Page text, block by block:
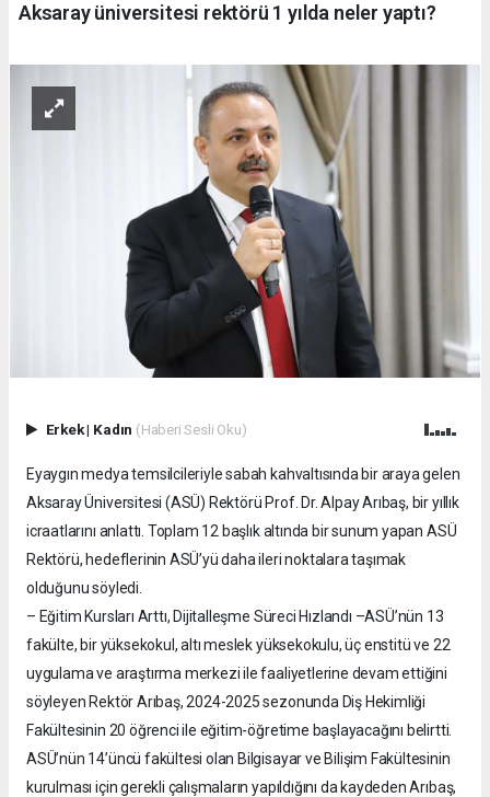
Aksaray üniversitesi rektörü 1 yılda neler yaptı?
Erkek| Kadın (Haberi Sesli Oku)
Eyaygın medya temsilcileriyle sabah kahvaltısında bir araya gelen
Aksaray Üniversitesi (ASÜ) Rektörü Prof. Dr. Alpay Arıbaş, bir yıllık
icraatlarını anlattı. Toplam 12 başlık altında bir sunum yapan ASÜ
Rektörü, hedeflerinin ASÜ’yü daha ileri noktalara taşımak
olduğunu söyledi.
– Eğitim Kursları Arttı, Dijitalleşme Süreci Hızlandı –ASÜ’nün 13
fakülte, bir yüksekokul, altı meslek yüksekokulu, üç enstitü ve 22
uygulama ve araştırma merkezi ile faaliyetlerine devam ettiğini
söyleyen Rektör Arıbaş, 2024-2025 sezonunda Diş Hekimliği
Fakültesinin 20 öğrenci ile eğitim-öğretime başlayacağını belirtti.
ASÜ’nün 14’üncü fakültesi olan Bilgisayar ve Bilişim Fakültesinin
kurulması için gerekli çalışmaların yapıldığını da kaydeden Arıbaş,